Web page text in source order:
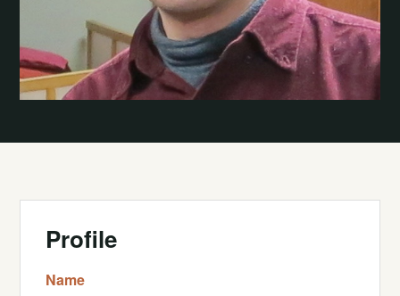
Profile
Name